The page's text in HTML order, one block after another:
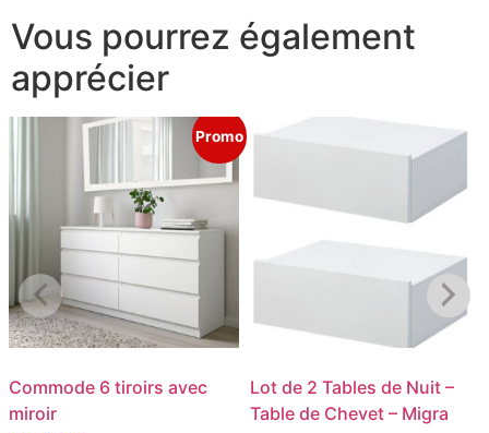
Vous pourrez également
apprécier
Promo
Commode 6 tiroirs avec
miroir
Lot de 2 Tables de Nuit –
Table de Chevet – Migra